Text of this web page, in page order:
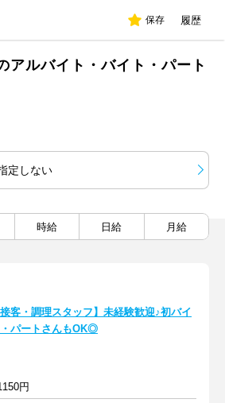
保存 履歴
アルバイト・バイト・パート
定しない
時給 日給 月給
接客・調理スタッフ】未経験歓迎♪初バイ
・パートさんもOK◎
円